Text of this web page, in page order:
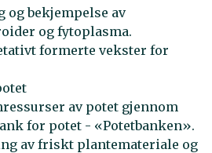
og bekjempelse av
og fytoplasma.
formerte vekster for
av potet gjennom
for potet - «Potetbanken».
av friskt plantemateriale og